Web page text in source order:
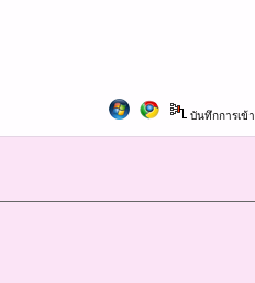
บันทึกการเข้า